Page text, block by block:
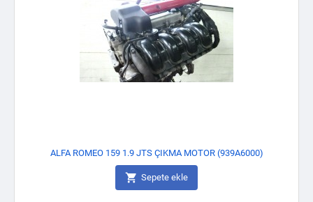
ALFA ROMEO 159 1.9 JTS ÇIKMA MOTOR (939A6000)
 Sepete ekle